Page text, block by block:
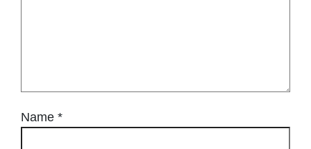
Name *